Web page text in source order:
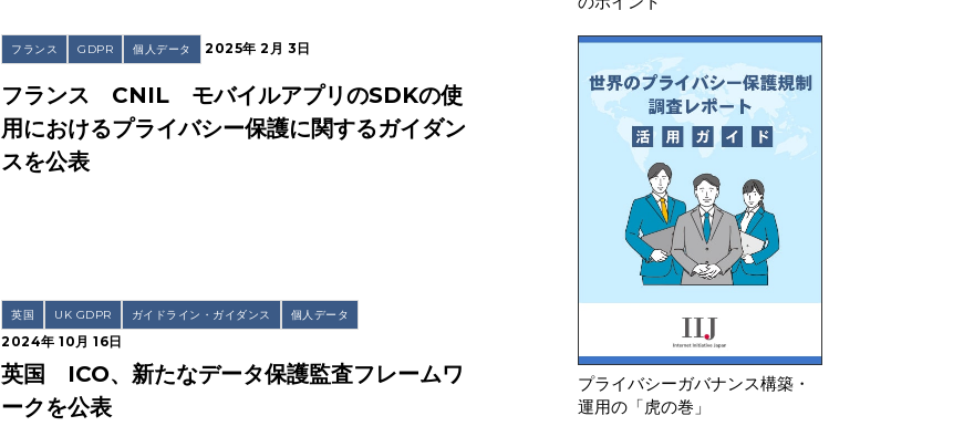
フランス GDPR 個人データ 2025年 2月 3日
フランス CNIL モバイルアプリのSDKの使
用におけるプライバシー保護に関するガイダン
スを公表
英国 UK GDPR ガイドライン・ガイダンス 個人データ
2024年 10月 16日
英国 ICO、新たなデータ保護監査フレームワ
ークを公表
プライバシーガバナンス構築・
運用の「虎の巻」